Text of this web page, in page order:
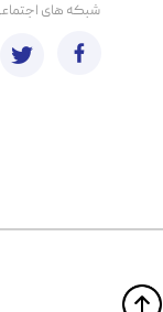
​شبکه های